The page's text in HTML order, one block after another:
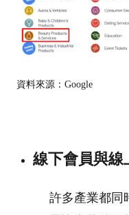
資料來源：Google
線下會員與線
許多產業都同